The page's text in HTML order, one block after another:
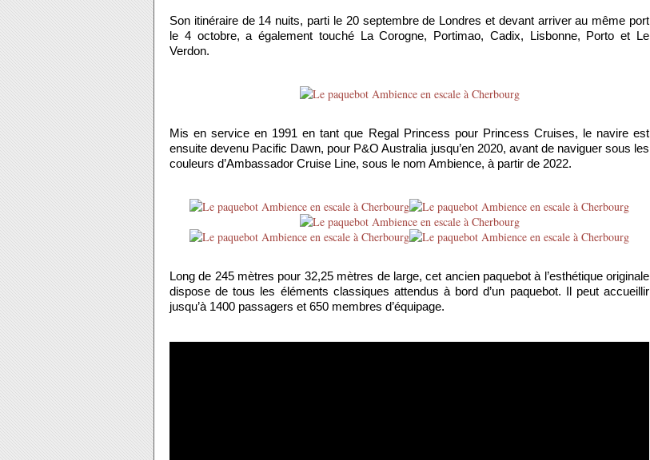
Son itinéraire de 14 nuits, parti le 20 septembre de Londres et devant arriver au même port
le 4 octobre, a également touché La Corogne, Portimao, Cadix, Lisbonne, Porto et Le
Verdon.
Mis en service en 1991 en tant que Regal Princess pour Princess Cruises, le navire est
ensuite devenu Pacific Dawn, pour P&O Australia jusqu’en 2020, avant de naviguer sous les
couleurs d’Ambassador Cruise Line, sous le nom Ambience, à partir de 2022.
Long de 245 mètres pour 32,25 mètres de large, cet ancien paquebot à l’esthétique originale
dispose de tous les éléments classiques attendus à bord d’un paquebot. Il peut accueillir
jusqu’à 1400 passagers et 650 membres d’équipage.